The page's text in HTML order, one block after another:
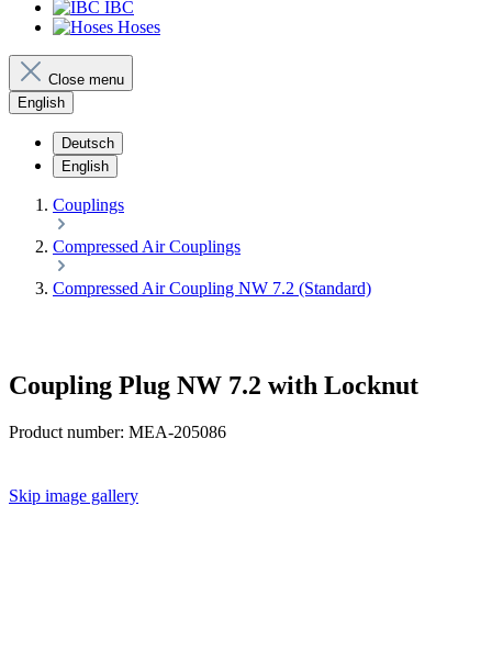
IBC
Hoses
Close menu
English
Deutsch
English
Couplings
Compressed Air Couplings
Compressed Air Coupling NW 7.2 (Standard)
Coupling Plug NW 7.2 with Locknut
Product number: MEA-205086
Skip image gallery